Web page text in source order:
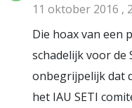
11 oktober 2016 ,
Die hoax van een
schadelijk voor de
onbegrijpelijk dat
het IAU SETI